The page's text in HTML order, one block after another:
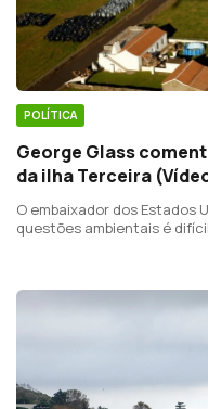
POLÍTICA
George Glass
da ilha Terceira
O embaixador dos Estados
questões ambientais é